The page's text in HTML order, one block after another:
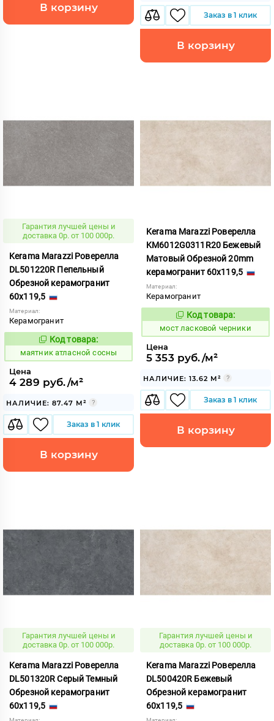
В корзину
Заказ в 1 клик
В корзину
Гарантия лучшей цены и
доставка 0р. от 100 000р.
Kerama Marazzi Роверелла
DL501220R Пепельный
Обрезной керамогранит
60x119,5
Материал:
Керамогранит
936847
Код товара:
маятник атласной сосны
Цена
4 289 руб./м²
НАЛИЧИЕ: 87.47 М²
Заказ в 1 клик
В корзину
Kerama Marazzi Роверелла
KM6012G0311R20 Бежевый
Матовый Обрезной 20mm
керамогранит 60x119,5
Материал:
Керамогранит
1020994
Код товара:
мост ласковой черники
Цена
5 353 руб./м²
НАЛИЧИЕ: 13.62 М²
Заказ в 1 клик
В корзину
Гарантия лучшей цены и
доставка 0р. от 100 000р.
Kerama Marazzi Роверелла
DL501320R Серый Темный
Обрезной керамогранит
60x119,5
Гарантия лучшей цены и
доставка 0р. от 100 000р.
Kerama Marazzi Роверелла
DL500420R Бежевый
Обрезной керамогранит
60x119,5